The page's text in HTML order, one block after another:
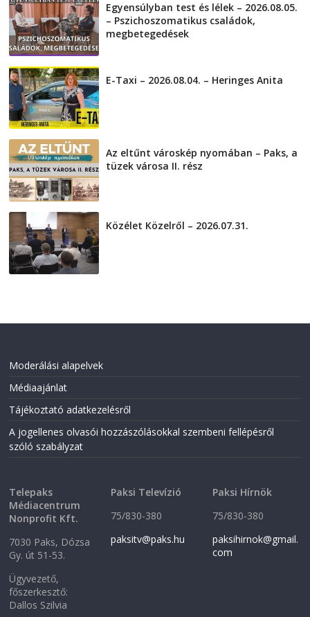
Egyensúlyban test és lélek – 2026.08.05.
– Pszichoszomatikus családok,
megbetegedések
E-Taxi – 2026.08.04. – Heringes Anita
Az eltűnt városkép nyomában – Paks, a
tüzek városa II. rész
Közélet Közelről – 2026.07.31.
Moderálási alapelvek
Médiaajánlat
Tájékoztató adatkezelésről
A jogellenes olvasói hozzászólásokkal szembeni fellépésről
szóló szabályzat
Telepaks
Médiacentrum
Nonprofit Kft.
7030 Paks, Dózsa
Gy. út 51-53.
Ügyvezető,
főszerkesztő:
Dallos Szilvia
Paksi Televízió
75/830-380
paksitv@paks.hu
Paksi Hírnök
75/830-380
paksihirnok@gmail.
com